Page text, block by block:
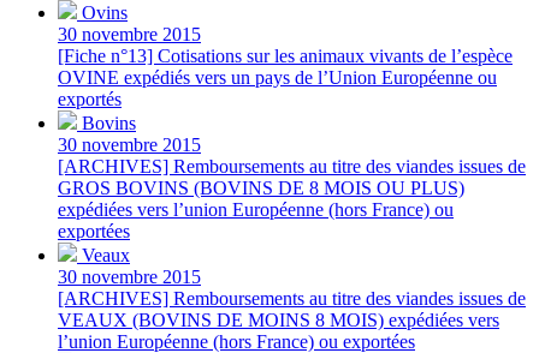
Ovins
30 novembre 2015
[Fiche n°13] Cotisations sur les animaux vivants de l’espèce
OVINE expédiés vers un pays de l’Union Européenne ou
exportés
Bovins
30 novembre 2015
[ARCHIVES] Remboursements au titre des viandes issues de
GROS BOVINS (BOVINS DE 8 MOIS OU PLUS)
expédiées vers l’union Européenne (hors France) ou
exportées
Veaux
30 novembre 2015
[ARCHIVES] Remboursements au titre des viandes issues de
VEAUX (BOVINS DE MOINS 8 MOIS) expédiées vers
l’union Européenne (hors France) ou exportées